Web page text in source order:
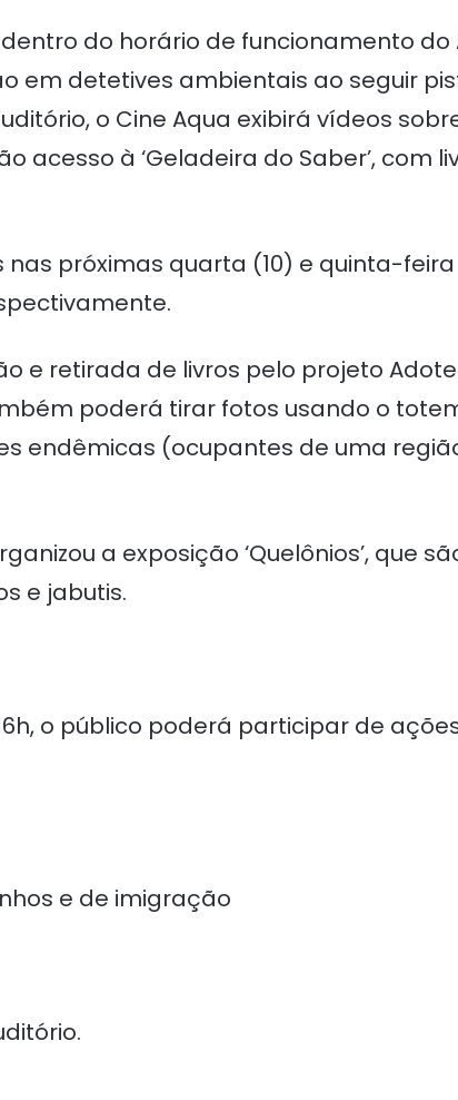
do horário de funcionamento do
em detetives ambientais ao seguir
o Cine Aqua exibirá vídeos
à ‘Geladeira do Saber’, com
próximas quarta (10) e quinta-feira
e retirada de livros pelo projeto Adote
poderá tirar fotos usando o
endêmicas (ocupantes de uma
a exposição ‘Quelônios’, que
e jabutis.
o público poderá participar de
e de imigração